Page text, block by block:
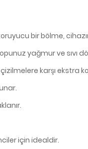
bir bölme,
yağmur ve sıvı
karşı ekstra
için idealdir.